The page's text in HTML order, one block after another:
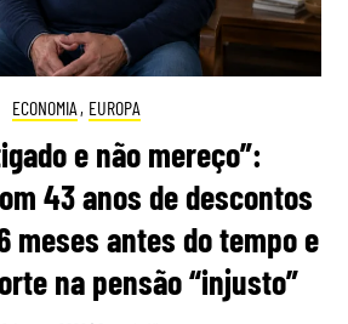
ECONOMIA , EUROPA
e não mereço”:
43 anos de descontos
meses antes do tempo e
na pensão “injusto”